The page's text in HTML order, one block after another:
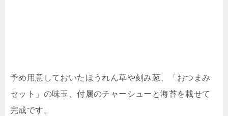
予め用意しておいたほうれん草や刻み葱、「おつまみ
セット」の味玉、付属のチャーシューと海苔を載せて
完成です。